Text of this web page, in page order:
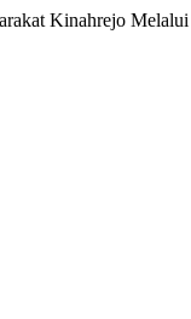
Kinahrejo